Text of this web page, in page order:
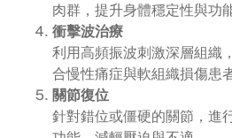
肉群，提升身體穩定性與功能
衝擊波治療
利用高頻振波刺激深層組織
合慢性痛症與軟組織損傷患者
關節復位
針對錯位或僵硬的關節，進